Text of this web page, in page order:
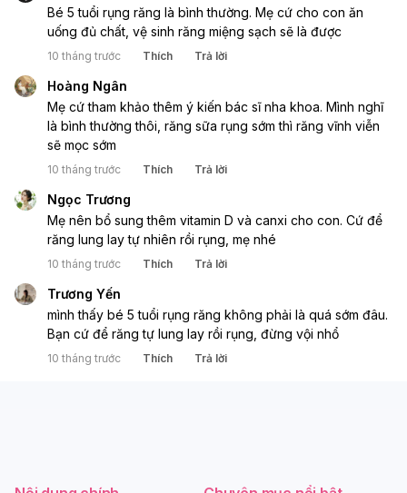
Bé 5 tuổi rụng răng là bình thường. Mẹ cứ cho con ăn
uống đủ chất, vệ sinh răng miệng sạch sẽ là được
10 tháng trước Thích Trả lời
Hoàng Ngân
Mẹ cứ tham khảo thêm ý kiến bác sĩ nha khoa. Mình nghĩ
là bình thường thôi, răng sữa rụng sớm thì răng vĩnh viễn
sẽ mọc sớm
10 tháng trước Thích Trả lời
Ngọc Trương
Mẹ nên bổ sung thêm vitamin D và canxi cho con. Cứ để
răng lung lay tự nhiên rồi rụng, mẹ nhé
10 tháng trước Thích Trả lời
Trương Yến
mình thấy bé 5 tuổi rụng răng không phải là quá sớm đâu.
Bạn cứ để răng tự lung lay rồi rụng, đừng vội nhổ
10 tháng trước Thích Trả lời